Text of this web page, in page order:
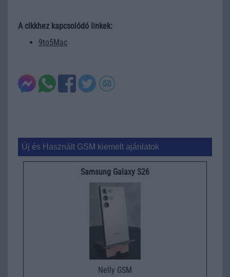
A cikkhez kapcsolódó linkek:
9to5Mac
Új és Használt GSM kiemelt ajánlatok
Samsung Galaxy S26
Nelly GSM